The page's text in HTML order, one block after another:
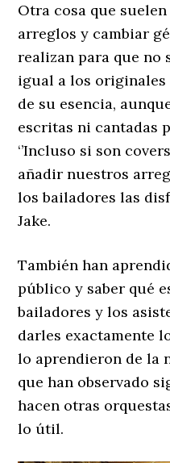
Otra cosa que
arreglos y cambiar
realizan para que no
igual a los
de su esencia,
escritas ni cantadas
‘’Incluso si son
añadir nuestros
los bailadores las
Jake.
También han
público y saber qué
bailadores y los
darles exactamente
lo aprendieron de la
que han observado
hacen otras
lo útil.